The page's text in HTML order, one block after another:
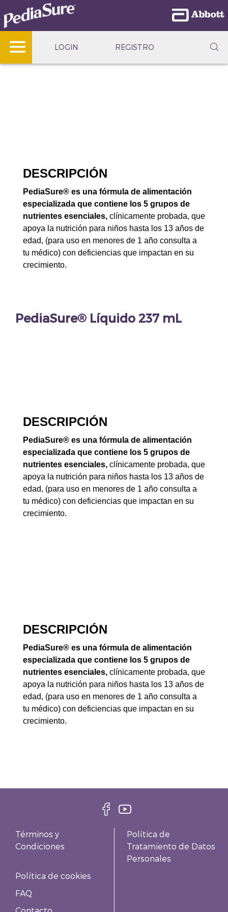
REGISTRO
LOGIN
DESCRIPCIÓN
PediaSure® es una fórmula de alimentación
especializada que contiene los 5 grupos de
nutrientes esenciales, clínicamente probada, que
apoya la nutrición para niños hasta los 13 años de
edad, (para uso en menores de 1 año consulta a
tu médico) con deficiencias que impactan en su
crecimiento.
PediaSure® Líquido 237 mL
DESCRIPCIÓN
PediaSure® es una fórmula de alimentación
especializada que contiene los 5 grupos de
nutrientes esenciales, clínicamente probada, que
apoya la nutrición para niños hasta los 13 años de
edad, (para uso en menores de 1 año consulta a
tu médico) con deficiencias que impactan en su
crecimiento.
DESCRIPCIÓN
PediaSure® es una fórmula de alimentación
especializada que contiene los 5 grupos de
nutrientes esenciales, clínicamente probada, que
apoya la nutrición para niños hasta los 13 años de
edad, (para uso en menores de 1 año consulta a
tu médico) con deficiencias que impactan en su
crecimiento.
Términos y
Condiciones
Política de
Tratamiento de Datos
Personales
Política de cookies
FAQ